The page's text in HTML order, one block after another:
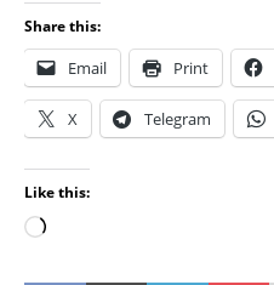
Share this:
Email Print
X Telegram
Like this: